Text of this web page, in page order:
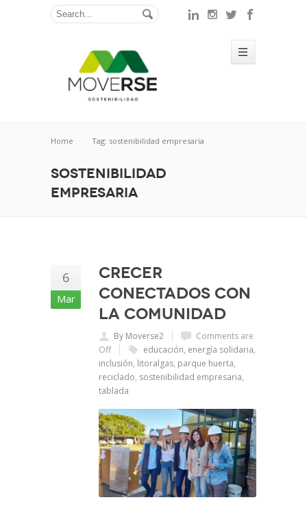
Home Tag: sostenibilidad empresaria
sostenibilidad
empresaria
6
Mar
Crecer
conectados con
la comunidad
By Moverse2
Comments are
Off
educación, energía solidaria,
inclusión, litoralgas, parque huerta,
reciclado, sostenibilidad empresaria,
tablada